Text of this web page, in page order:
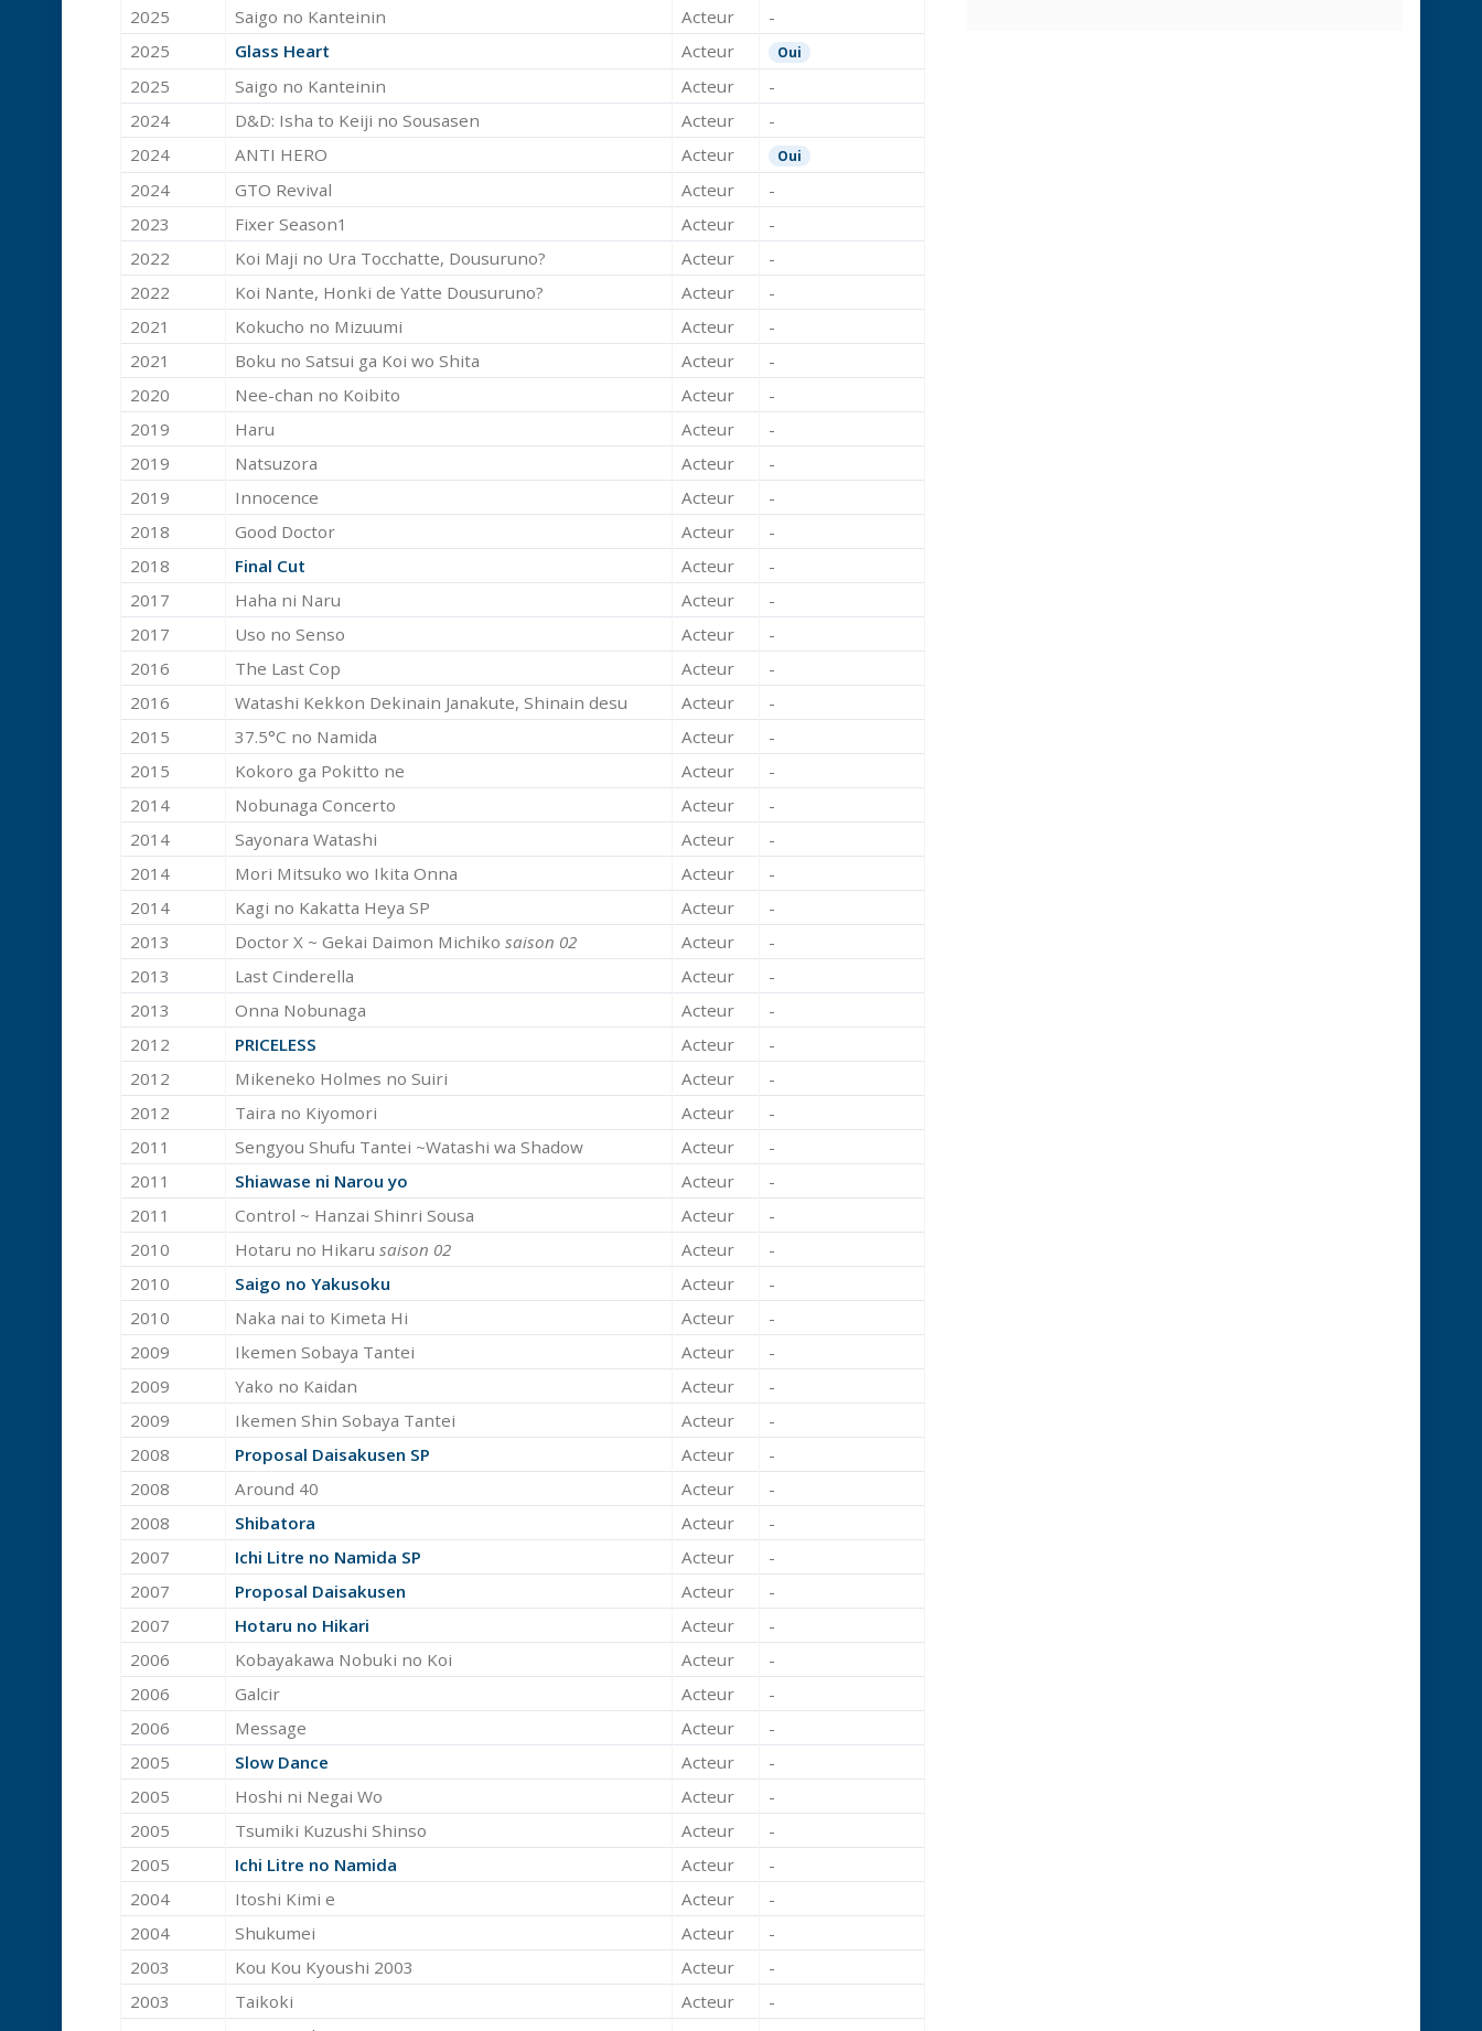
2025
Saigo no Kanteinin Acteur
-
2025
Glass Heart Acteur Oui
2025 Saigo no Kanteinin Acteur
-
2024
D&D: Isha to Keiji no Sousasen Acteur
-
2024
ANTI HERO Acteur Oui
2024 GTO Revival Acteur
-
2023
Fixer Season1 Acteur
-
2022
Koi Maji no Ura Tocchatte, Dousuruno? Acteur
-
2022
Koi Nante, Honki de Yatte Dousuruno? Acteur
-
2021
Kokucho no Mizuumi Acteur
-
2021
Boku no Satsui ga Koi wo Shita Acteur
-
2020
Nee-chan no Koibito Acteur
-
2019
Haru Acteur
-
2019
Natsuzora Acteur
-
2019
Innocence Acteur
-
2018
Good Doctor Acteur
-
2018
Final Cut Acteur
-
2017
Haha ni Naru Acteur
-
2017
Uso no Senso Acteur
-
2016
The Last Cop Acteur
-
2016
Watashi Kekkon Dekinain Janakute, Shinain desu Acteur
-
2015
37.5°C no Namida Acteur
-
2015
Kokoro ga Pokitto ne Acteur
-
2014
Nobunaga Concerto Acteur
-
2014
Sayonara Watashi Acteur
-
2014
Mori Mitsuko wo Ikita Onna Acteur
-
2014
Kagi no Kakatta Heya SP Acteur
-
2013
Doctor X ~ Gekai Daimon Michiko saison 02 Acteur
-
2013
Last Cinderella Acteur
-
2013
Onna Nobunaga Acteur
-
2012
PRICELESS Acteur
-
2012
Mikeneko Holmes no Suiri Acteur
-
2012
Taira no Kiyomori Acteur
-
2011
Sengyou Shufu Tantei ~Watashi wa Shadow Acteur
-
2011
Shiawase ni Narou yo Acteur
-
2011
Control ~ Hanzai Shinri Sousa Acteur
-
2010
Hotaru no Hikaru saison 02 Acteur
-
2010
Saigo no Yakusoku Acteur
-
2010
Naka nai to Kimeta Hi Acteur
-
2009
Ikemen Sobaya Tantei Acteur
-
2009
Yako no Kaidan Acteur
-
2009
Ikemen Shin Sobaya Tantei Acteur
-
2008
Proposal Daisakusen SP Acteur
-
2008
Around 40 Acteur
-
2008
Shibatora Acteur
-
2007
Ichi Litre no Namida SP Acteur
-
2007
Proposal Daisakusen Acteur
-
2007
Hotaru no Hikari Acteur
-
2006
Kobayakawa Nobuki no Koi Acteur
-
2006
Galcir Acteur
-
2006
Message Acteur
-
2005
Slow Dance Acteur
-
2005
Hoshi ni Negai Wo Acteur
-
2005
Tsumiki Kuzushi Shinso Acteur
-
2005
Ichi Litre no Namida Acteur
-
2004
Itoshi Kimi e Acteur
-
2004
Shukumei Acteur
-
2003
Kou Kou Kyoushi 2003 Acteur
-
2003
Taikoki Acteur
-